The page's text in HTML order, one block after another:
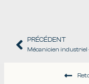
PRÉCÉDENT